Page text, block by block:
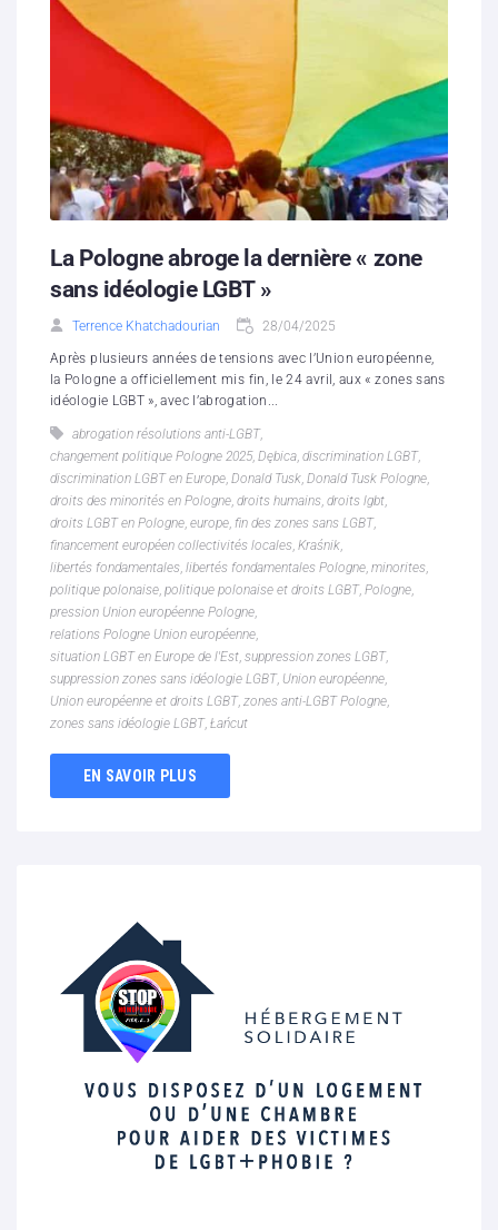
La Pologne abroge la dernière « zone
sans idéologie LGBT »
Terrence Khatchadourian 28/04/2025
Après plusieurs années de tensions avec l’Union européenne,
la Pologne a officiellement mis fin, le 24 avril, aux « zones sans
idéologie LGBT », avec l’abrogation...
abrogation résolutions anti-LGBT,
changement politique Pologne 2025, Dębica, discrimination LGBT,
discrimination LGBT en Europe, Donald Tusk, Donald Tusk Pologne,
droits des minorités en Pologne, droits humains, droits lgbt,
droits LGBT en Pologne, europe, fin des zones sans LGBT,
financement européen collectivités locales, Kraśnik,
libertés fondamentales, libertés fondamentales Pologne, minorites,
politique polonaise, politique polonaise et droits LGBT, Pologne,
pression Union européenne Pologne,
relations Pologne Union européenne,
situation LGBT en Europe de l'Est, suppression zones LGBT,
suppression zones sans idéologie LGBT, Union européenne,
Union européenne et droits LGBT, zones anti-LGBT Pologne,
zones sans idéologie LGBT, Łańcut
EN SAVOIR PLUS